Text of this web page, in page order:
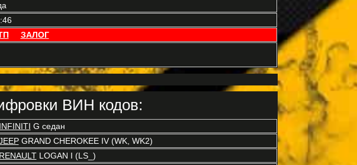
ЗАЛОГ
ВИН кодов:
INFINITI G седан
GRAND CHEROKEE IV (WK, WK2)
RENAULTLOGAN I (LS_)